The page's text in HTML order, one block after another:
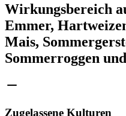
Wirkungsbereich
Emmer,
Mais,
Sommerroggen
Zugelassene Kulturen